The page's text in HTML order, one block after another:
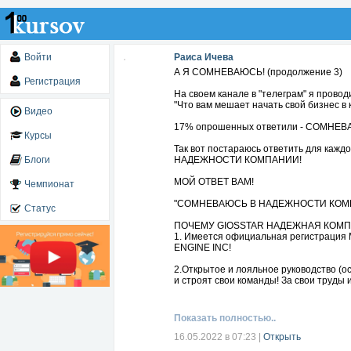
Войти
Регистрация
Видео
Курсы
Блоги
Чемпионат
Статус
Раиса Ичева
А Я СОМНЕВАЮСЬ! (продолжение 3)
На своем канале в "телеграм" я
"Что вам мешает начать свой бизнес в
17% опрошенных ответили -
Так вот постараюсь ответить для
НАДЕЖНОСТИ КОМПАНИИ!
МОЙ ОТВЕТ ВАМ!
"СОМНЕВАЮСЬ В НАДЕЖНОСТИ
ПОЧЕМУ GIOSSTAR НАДЕЖНАЯ
1. Имеется официальная
ENGINE INC!
2.Открытое и лояльное руководство
и строят свои команды! За свои труды
административной работы кроме того!
И это о многом говорит!
Показать полностью..
16.05.2022 в 07:23
Открыть